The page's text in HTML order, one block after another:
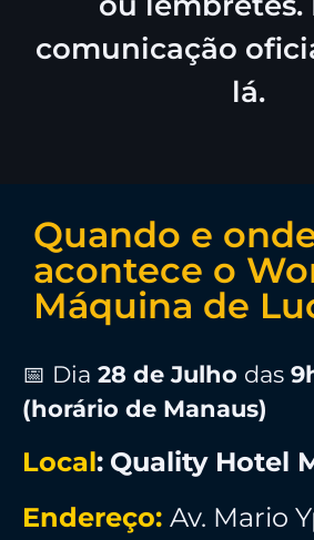
comunicação
lá.
Quando e
acontece o
Máquina de
📅 Dia 28 de Julho das
(horário de Manaus)
Local: Quality Hotel
Endereço: Av. Mario